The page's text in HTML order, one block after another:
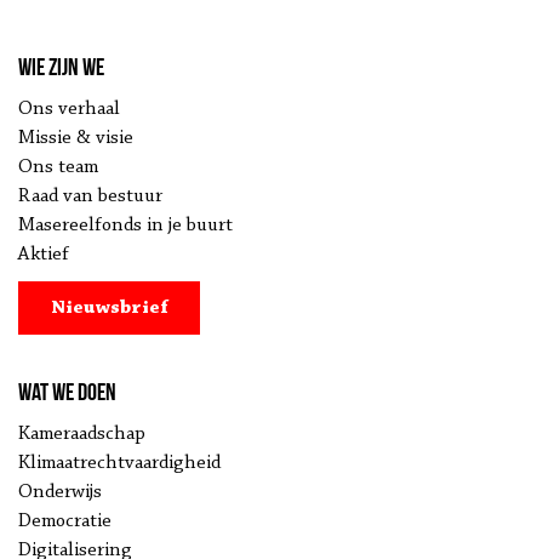
Wie zijn we
Ons verhaal
Missie & visie
Ons team
Raad van bestuur
Masereelfonds in je buurt
Aktief
Nieuwsbrief
Wat we doen
Kameraadschap
Klimaatrechtvaardigheid
Onderwijs
Democratie
Digitalisering